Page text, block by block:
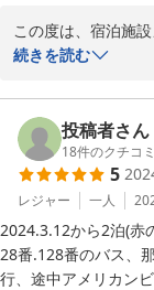
この度は、ご宿泊
2025-02-05
関ドア付近にキーフ
した。
この度は、宿泊施
ご投稿をください
お部屋内の設備や
ます。また、施設
います。
お部屋内で生活し
メントいただきあ
頂きましたご意見
す。
続きを読む
投稿者さん
18件のクチコミ
5
レジャー 一人
2024.3.12から2泊(赤
28番.128番のバス、
行、途中アメリカン